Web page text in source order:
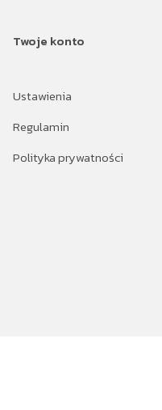
Twoje konto
Ustawienia
Regulamin
Polityka prywatności